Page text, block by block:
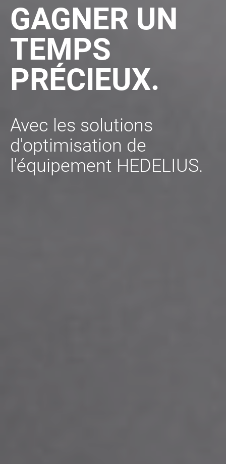
GAGNER UN
TEMPS
PRÉCIEUX.
Avec les solutions
d'optimisation de
l'équipement HEDELIUS.